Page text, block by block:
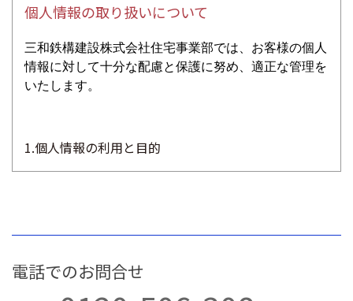
個人情報の取り扱いについて
三和鉄構建設株式会社住宅事業部では、お客様の個人
情報に対して十分な配慮と保護に努め、適正な管理を
いたします。
1.個人情報の利用と目的
はいたしません。
電話でのお問合せ